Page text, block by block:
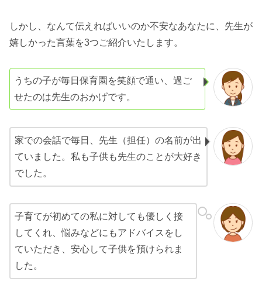
しかし、なんて伝えればいいのか不安なあなたに、先生が
嬉しかった言葉を3つご紹介いたします。
うちの子が毎日保育園を笑顔で通い、過ご
せたのは先生のおかげです。
家での会話で毎日、先生（担任）の名前が出
ていました。私も子供も先生のことが大好き
でした。
子育てが初めての私に対しても優しく接
してくれ、悩みなどにもアドバイスをし
ていただき、安心して子供を預けられま
した。